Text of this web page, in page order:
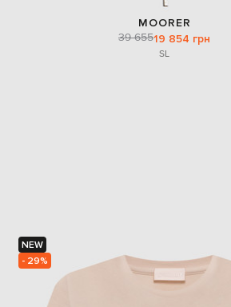
MOORER
39 65519 854 грн
SL
NEW
- 29%